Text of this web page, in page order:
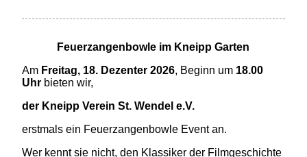
Feuerzangenbowle im Kneipp Garten
Am Freitag, 18. Dezenter 2026, Beginn um 18.00
Uhr bieten wir,
der Kneipp Verein St. Wendel e.V.
erstmals ein Feuerzangenbowle Event an.
Wer kennt sie nicht, den Klassiker der Filmgeschichte